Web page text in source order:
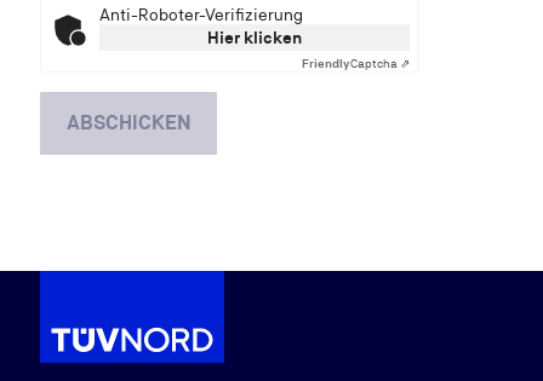
Anti-Roboter-Verifizierung
Hier klicken
FriendlyCaptcha ⇗
ABSCHICKEN